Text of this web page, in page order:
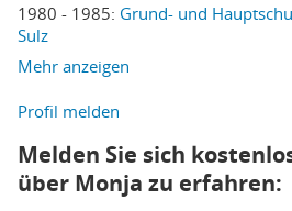
1980 - 1985: Grund- und
Sulz
Mehr anzeigen
Profil melden
Melden Sie sich
über Monja zu erfahren: